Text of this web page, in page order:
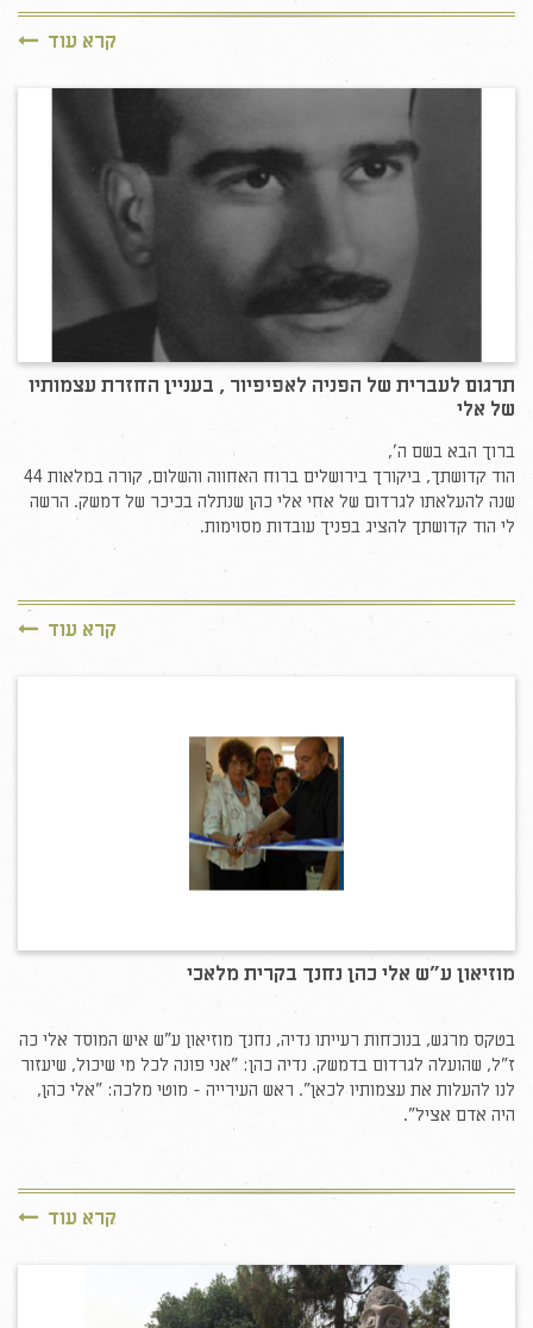
קרא עוד
תרגום לעברית של הפניה לאפיפיור , בעניין החזרת עצמותיו
של אלי
ברוך הבא בשם ה',
הוד קדושתך, ביקורך בירושלים ברוח האחווה והשלום, קורה במלאות 44
שנה להעלאתו לגרדום של אחי אלי כהן שנתלה בכיכר של דמשק. הרשה
לי הוד קדושתך להציג בפניך עובדות מסוימות.
קרא עוד
מוזיאון ע"ש אלי כהן נחנך בקרית מלאכי
בטקס מרגש, בנוכחות רעייתו נדיה, נחנך מוזיאון ע"ש איש המוסד אלי כה
ז"ל, שהועלה לגרדום בדמשק. נדיה כהן: "אני פונה לכל מי שיכול, שיעזור
לנו להעלות את עצמותיו לכאן". ראש העירייה - מוטי מלכה: "אלי כהן,
היה אדם אציל".
קרא עוד